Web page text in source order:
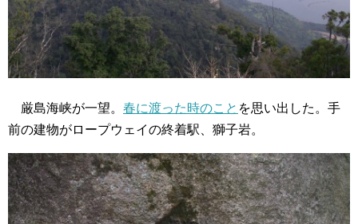
厳島海峡が一望。 春に渡った時のこと を思い出した。手
前の建物がロープウェイの終着駅、獅子岩。